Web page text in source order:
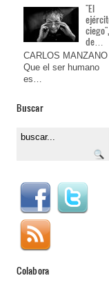
"El
de…
CARLOS MANZANO
Que el ser humano
es…
Buscar
Colabora